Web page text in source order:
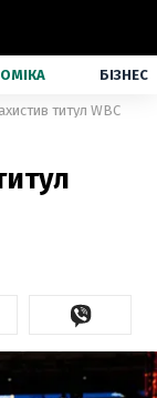
БІЗНЕС
титул WBC